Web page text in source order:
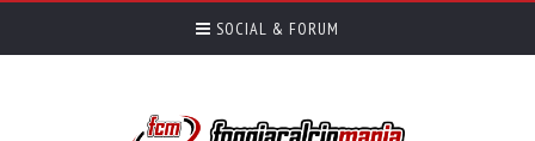
SOCIAL & FORUM